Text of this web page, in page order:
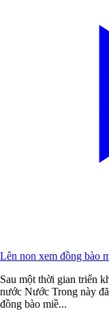
Lên non xem đồng bào
Sau một thời gian triển
nước Nước Trong này
đồng bào miề...